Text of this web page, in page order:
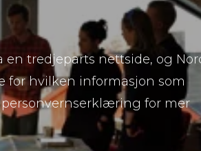
en tredjeparts nettside, og
for hvilken informasjon som
for mer